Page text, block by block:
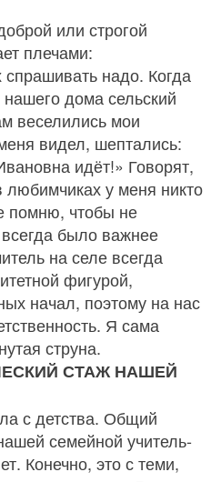
или строгой
плечами:
надо. Когда
дома сельский
весели­лись мои
видел, шептались:
идёт!» Говорят,
у меня никто
помню, чтобы не
было важнее
на селе всегда
фигурой,
начал, поэтому на нас
Я сама
струна.
СТАЖ НАШЕЙ
с дет­ства. Общий
семейной учитель­
Конечно, это с теми,